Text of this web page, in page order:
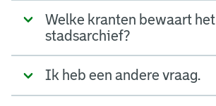
Welke kranten bewaart het
stadsarchief?
Ik heb een andere vraag.